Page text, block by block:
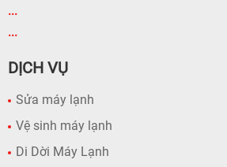
...
...
DỊCH VỤ
Sửa máy lạnh
Vệ sinh máy lạnh
Di Dời Máy Lạnh